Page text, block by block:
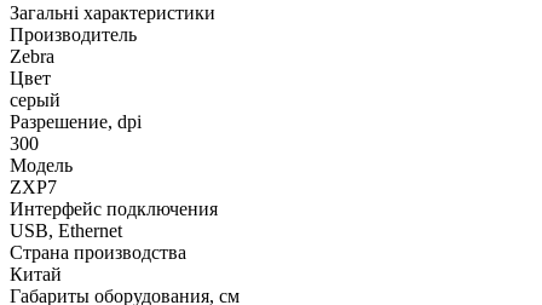
Загальні характеристики
Производитель
Zebra
Цвет
серый
Разрешение, dpi
300
Модель
ZXP7
Интерфейс подключения
USB, Ethernet
Страна производства
Китай
Габариты оборудования, см